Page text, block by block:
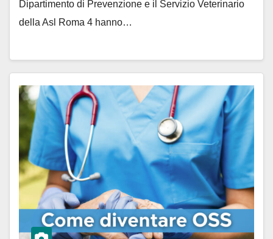
Dipartimento di Prevenzione e il Servizio Veterinario
della Asl Roma 4 hanno…